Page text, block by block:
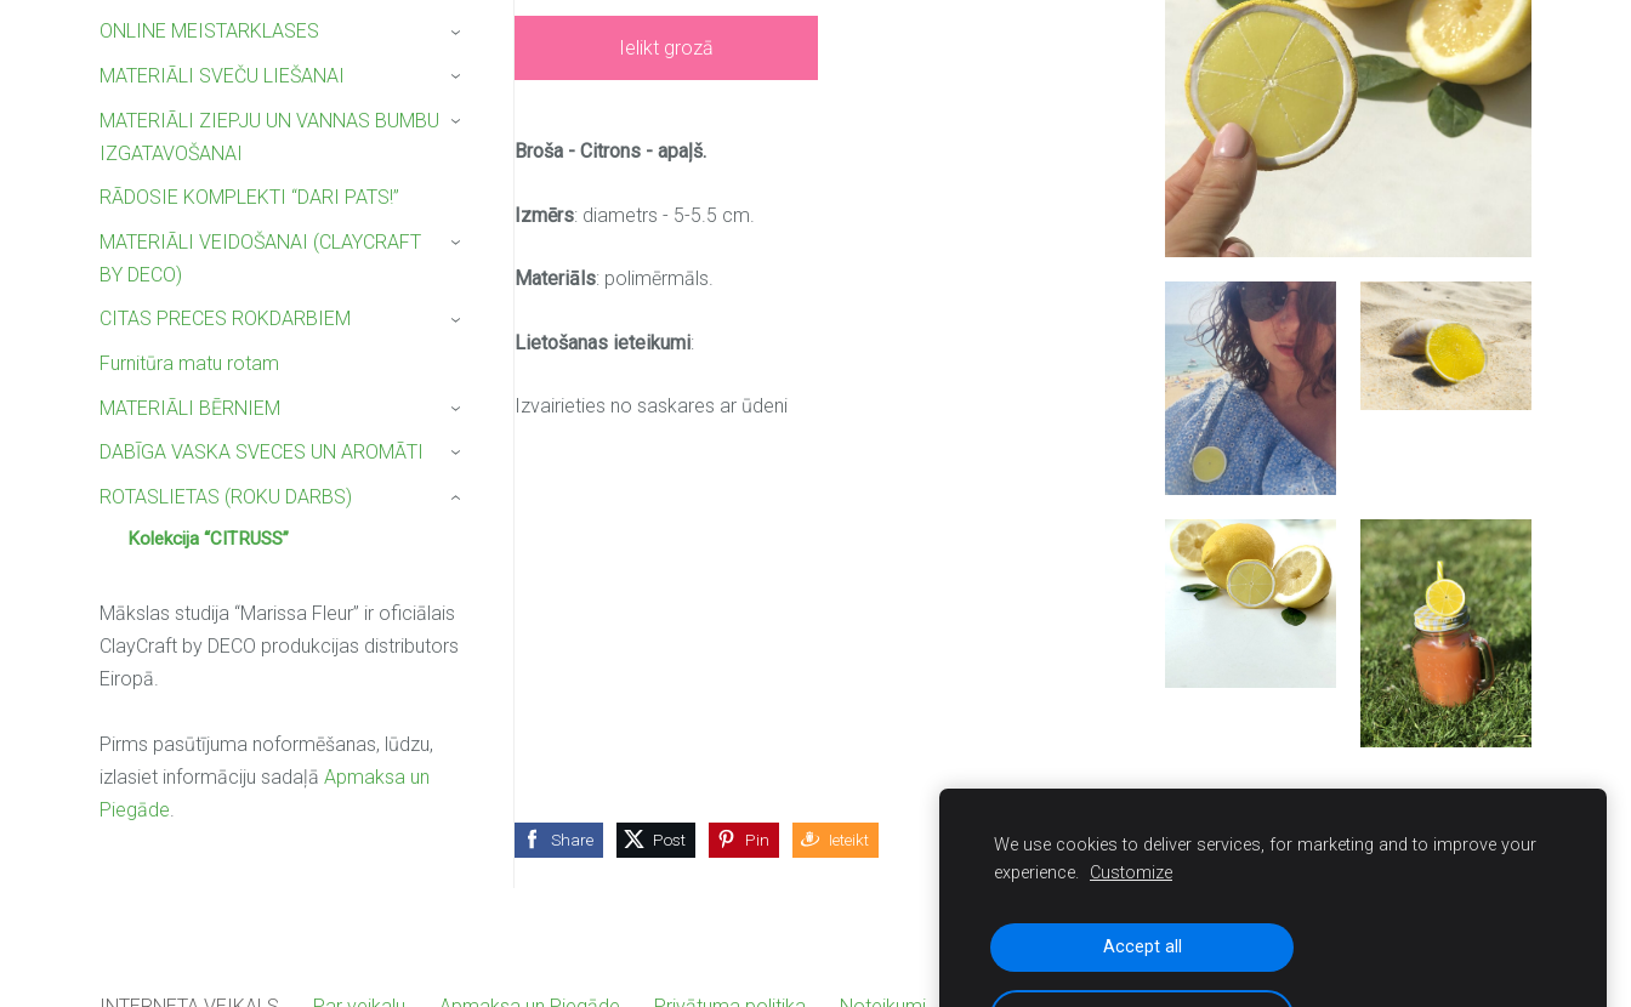
ONLINE MEISTARKLASES
›
MATERIĀLI SVEČU LIEŠANAI ›
MATERIĀLI ZIEPJU UN VANNAS BUMBU
IZGATAVOŠANAI
›
RĀDOSIE KOMPLEKTI “DARI PATS!”
MATERIĀLI VEIDOŠANAI (CLAYCRAFT
BY DECO)
›
CITAS PRECES ROKDARBIEM ›
Furnitūra matu rotam
MATERIĀLI BĒRNIEM
›
DABĪGA VASKA SVECES UN AROMĀTI ›
ROTASLIETAS (ROKU DARBS)
Kolekcija “CITRUSS”
›
Mākslas studija “Marissa Fleur” ir oficiālais
ClayCraft by DECO produkcijas distributors
Eiropā.
Pirms pasūtījuma noformēšanas, lūdzu,
izlasiet informāciju sadaļā Apmaksa un
Piegāde
Ielikt grozā
Broša - Citrons - apaļš.
Izmērs: diametrs - 5-5.5 cm.
Materiāls: polimērmāls.
Lietošanas ieteikumi:
Izvairieties no saskares ar ūdeni
Share Post Pin Ieteikt
We use cookies to deliver services, for marketing and to improve your
experience.
Customize
Accept all